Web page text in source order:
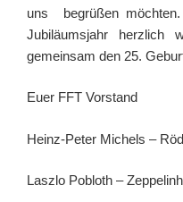
uns begrüßen
Jubiläumsjahr herzlich
gemeinsam den 25.
Euer FFT Vorstand
Heinz-Peter Michels –
Laszlo Pobloth –